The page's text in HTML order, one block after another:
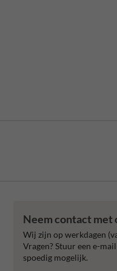
Neem contact met
Wij zijn op werkdagen
Vragen? Stuur een e-
spoedig mogelijk.